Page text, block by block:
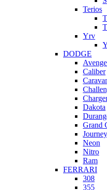
Terios
Yrv
DODGE
Caliber
Dakota
Grand
Journey
Neon
Nitro
Ram
FERRARI
308
355